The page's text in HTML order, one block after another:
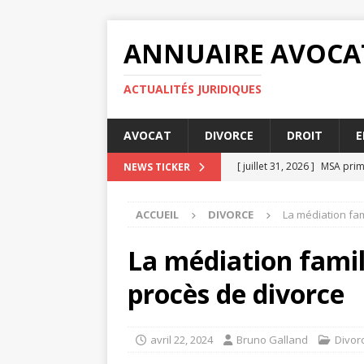
ANNUAIRE
ACTUALITÉS JURIDIQUES
AVOCAT DIVORCE DROIT
NEWS TICKER [ juillet 31, 2026 ] MSA
[ juillet 23, 2026 ] MSA
[ juillet 19, 2026 ]
ACCUEIL DIVORCE La médiation
La médiation
procès de divorce
avril 22, 2024 Bruno Galland